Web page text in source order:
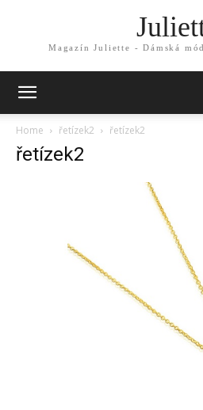
Magazín Juliette - Dámská
Home řetízek2 řetízek2
řetízek2